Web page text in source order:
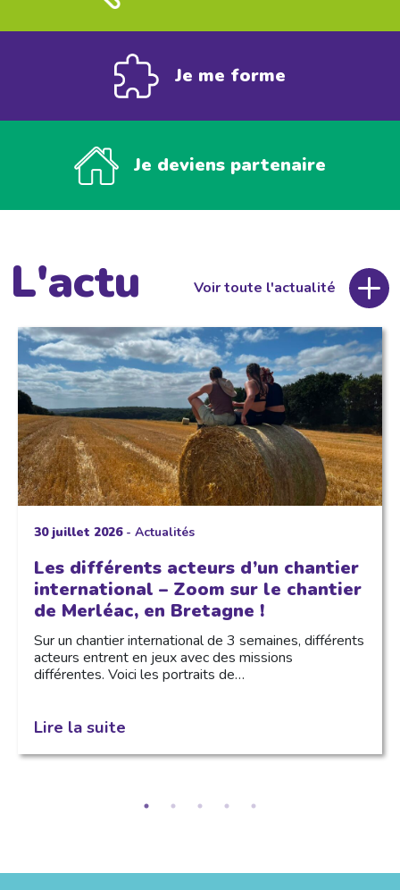
Je me forme
Je deviens partenaire
L'actu Voir toute l'actualité
30 juillet 2026- Actualités
Les différents acteurs d’un chantier
international – Zoom sur le chantier
de Merléac, en Bretagne !
Sur un chantier international de 3 semaines, différents
acteurs entrent en jeux avec des missions
différentes. Voici les portraits de…
Lire la suite